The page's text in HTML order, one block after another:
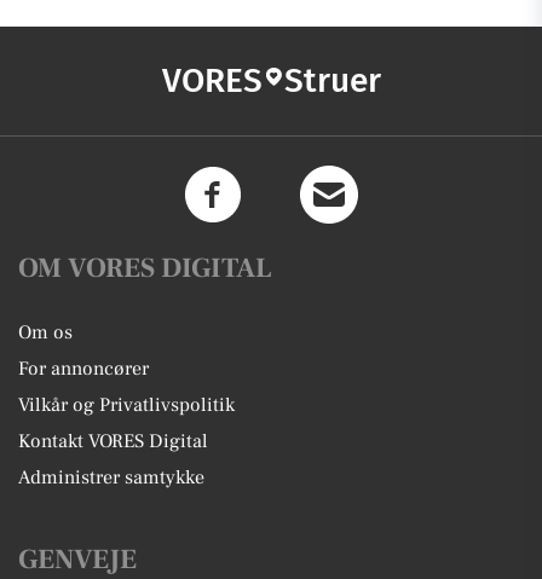
VORES Struer
OM VORES DIGITAL
Om os
For annoncører
Vilkår og Privatlivspolitik
Kontakt VORES Digital
Administrer samtykke
GENVEJE